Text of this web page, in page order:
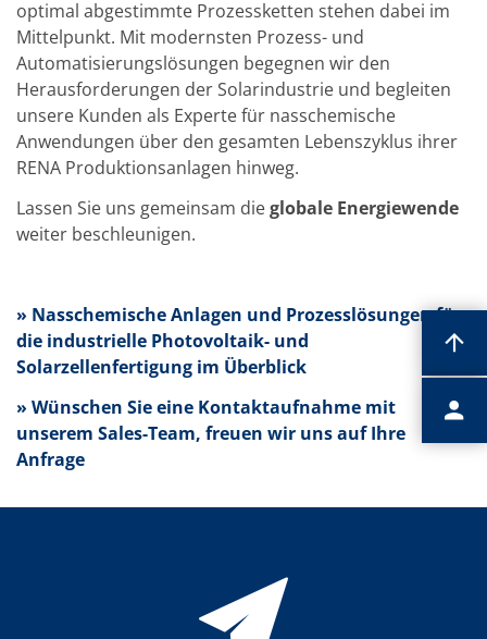
optimal abgestimmte Prozessketten stehen dabei im
Mittelpunkt. Mit modernsten Prozess- und
Automatisierungslösungen begegnen wir den
Herausforderungen der Solarindustrie und begleiten
unsere Kunden als Experte für nasschemische
Anwendungen über den gesamten Lebenszyklus ihrer
RENA Produktionsanlagen hinweg.
Lassen Sie uns gemeinsam dieglobale Energiewende
weiter beschleunigen.
» Nasschemische Anlagen und Prozesslösungen für
die industrielle Photovoltaik- und
Solarzellenfertigung im Überblick
» Wünschen Sie eine Kontaktaufnahme mit
unserem Sales-Team, freuen wir uns auf Ihre
Anfrage